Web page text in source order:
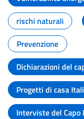
rischi naturali
Prevenzione
Dichiarazioni del
Progetti di casa
Interviste del